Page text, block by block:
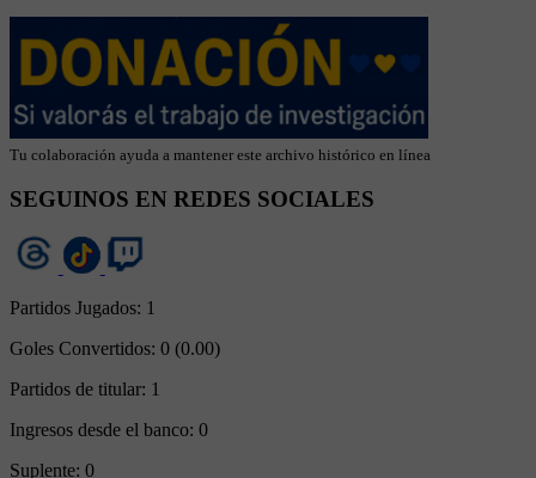
Tu colaboración ayuda a mantener este archivo histórico en línea
SEGUINOS EN REDES SOCIALES
Partidos Jugados: 1
Goles Convertidos: 0 (0.00)
Partidos de titular: 1
Ingresos desde el banco: 0
Suplente: 0